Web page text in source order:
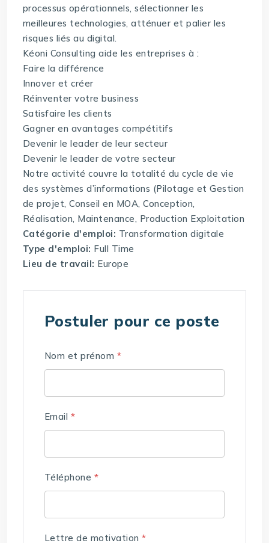
processus opérationnels, sélectionner les
meilleures technologies, atténuer et palier les
risques liés au digital.
Kéoni Consulting aide les entreprises à :
Faire la différence
Innover et créer
Réinventer votre business
Satisfaire les clients
Gagner en avantages compétitifs
Devenir le leader de leur secteur
Devenir le leader de votre secteur
Notre activité couvre la totalité du cycle de vie
des systèmes d’informations (Pilotage et Gestion
de projet, Conseil en MOA, Conception,
Réalisation, Maintenance, Production Exploitation
Catégorie d'emploi: Transformation digitale
Type d'emploi: Full Time
Lieu de travail: Europe
Postuler pour ce poste
Nom et prénom *
Email *
Téléphone *
Lettre de motivation*